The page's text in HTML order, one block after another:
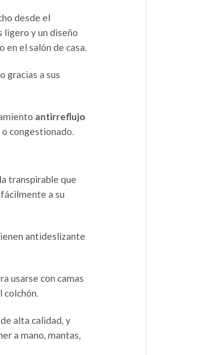
desde el
ligero y un diseño
en el salón de casa.
gracias a sus
antirreflujo
congestionado.
transpirable que
a su
antideslizante
usarse con camas
colchón.
alta calidad, y
a mano, mantas,